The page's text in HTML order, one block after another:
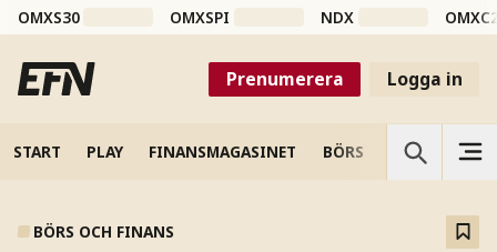
OMXS30 OMXSPI NDX
Prenumerera Logga in
START PLAY FINANSMAGASINET BÖRS VETENSKAP
BÖRS OCH FINANS